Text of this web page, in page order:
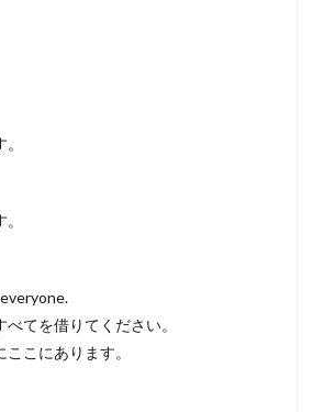
てを借りてください。
こにあります。